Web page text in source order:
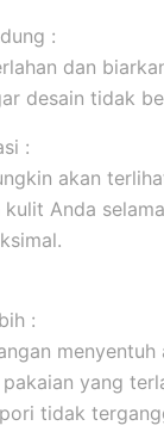
:
dan
desain tidak
:
akan
Anda
:
yang
tidak